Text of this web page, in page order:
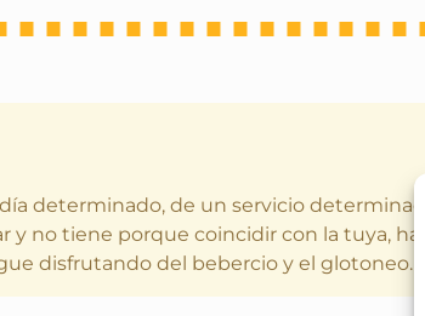
determinado, de un servicio
no tiene porque coincidir con la tuya,
disfrutando del bebercio y el glotoneo.